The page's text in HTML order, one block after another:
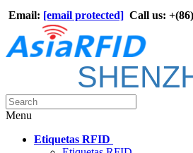
Email: [email protected] Call us:
Menu
Etiquetas RFID